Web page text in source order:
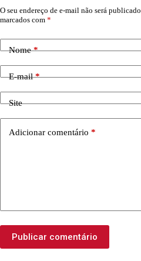
O seu endereço de e-mail não será publicado.
marcados com *
Nome*
E-mail*
Site
Adicionar comentário *
Publicar comentário